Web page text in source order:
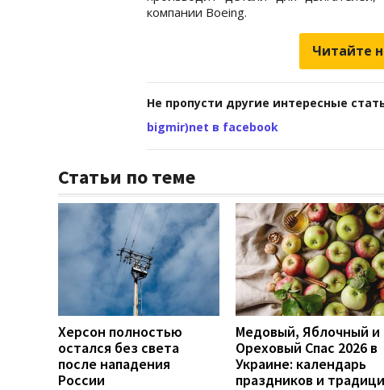
компании Boeing.
Читайте
Не пропусти другие интересные
bigmir)net в facebook
Статьи по теме
Херсон полностью
остался без света
после нападения
России
Медовый, Яблочный и
Ореховый Спас 2026 в
Украине: календарь
праздников и